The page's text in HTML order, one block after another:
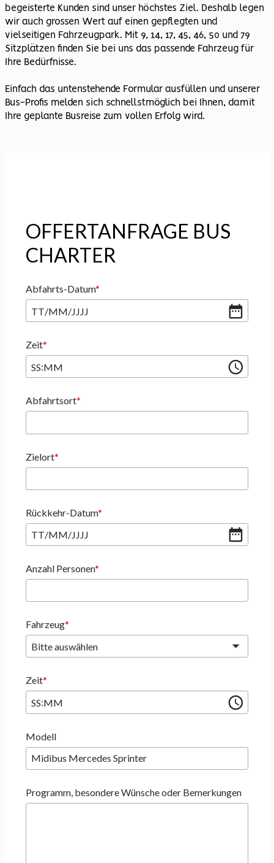
begeisterte Kunden sind unser höchstes Ziel. Deshalb legen
wir auch grossen Wert auf einen gepflegten und
vielseitigen Fahrzeugpark. Mit 9, 14, 17, 45, 46, 50 und 79
Sitzplätzen finden Sie bei uns das passende Fahrzeug für
Ihre Bedürfnisse.
Einfach das untenstehende Formular ausfüllen und unserer
Bus-Profis melden sich schnellstmöglich bei Ihnen, damit
Ihre geplante Busreise zum vollen Erfolg wird.